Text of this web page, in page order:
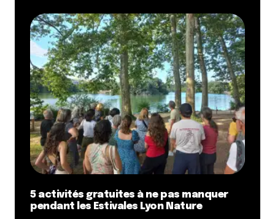
5 activités gratuites à ne pas manquer
pendant les Estivales Lyon Nature